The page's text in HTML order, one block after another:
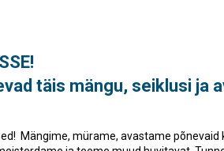
täis mängu, seiklusi ja
Mängime, mürame, avastame põnevaid